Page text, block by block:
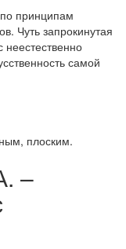
принципам
Чуть запрокинутая
самой
плоским.
–